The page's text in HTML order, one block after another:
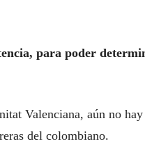
para poder
Valenciana, aún no
del colombiano.